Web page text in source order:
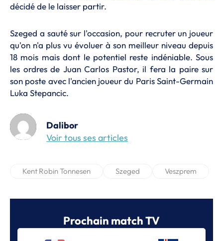
décidé de le laisser partir.
Szeged a sauté sur l'occasion, pour recruter un joueur
qu'on n'a plus vu évoluer à son meilleur niveau depuis
18 mois mais dont le potentiel reste indéniable. Sous
les ordres de Juan Carlos Pastor, il fera la paire sur
son poste avec l'ancien joueur du Paris Saint-Germain
Luka Stepancic.
Dalibor
Voir tous ses articles
Kent Robin Tonnesen Szeged Veszprem
Prochain match TV